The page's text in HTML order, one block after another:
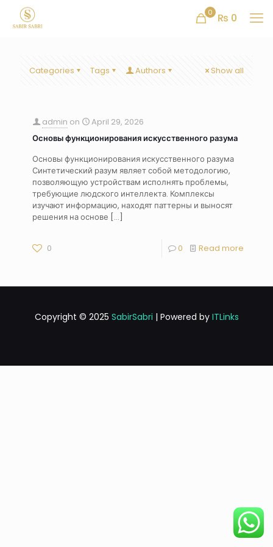
0 ₨ 0
Categories Tags Authors Show all
admin on
April 29, 2026
Основы функционирования искусственного разума
Основы функционирования искусственного разума
Синтетический разум являет собой методологию,
позволяющую устройствам исполнять проблемы,
требующие людского интеллекта. Комплексы
изучают информацию, находят паттерны и выносят
решения на основе […]
0 0 Read more
Copyright © 2025 SabirSabri | Powered by ITLinks